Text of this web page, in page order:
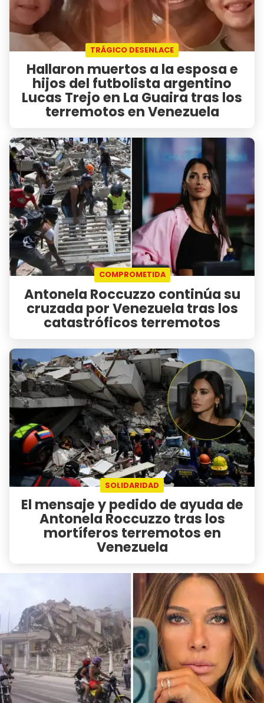
TRÁGICO DESENLACE
Hallaron muertos a la esposa e
hijos del futbolista argentino
Lucas Trejo en La Guaira tras los
terremotos en Venezuela
COMPROMETIDA
Antonela Roccuzzo continúa su
cruzada por Venezuela tras los
catastróficos terremotos
SOLIDARIDAD
El mensaje y pedido de ayuda de
Antonela Roccuzzo tras los
mortíferos terremotos en
Venezuela